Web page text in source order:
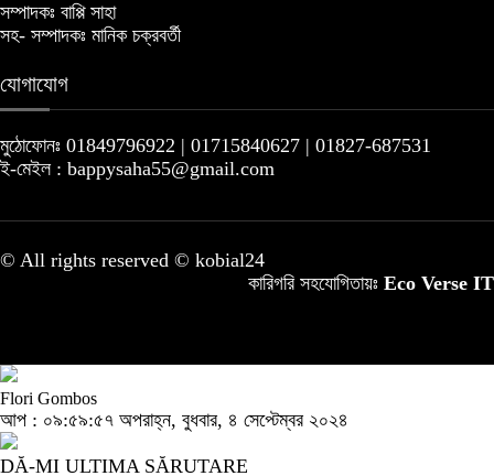
সম্পাদকঃ বাপ্পি সাহা
সহ- সম্পাদকঃ মানিক চক্রবর্তী
যোগাযোগ
মুঠোফোনঃ 01849796922 | 01715840627 | 01827-687531
ই-মেইল : bappysaha55@gmail.com
© All rights reserved © kobial24
কারিগরি সহযোগিতায়ঃ Eco Verse IT
Flori Gombos
আপ : ০৯:৫৯:৫৭ অপরাহ্ন, বুধবার, ৪ সেপ্টেম্বর ২০২৪
DĂ-MI ULTIMA SĂRUTARE